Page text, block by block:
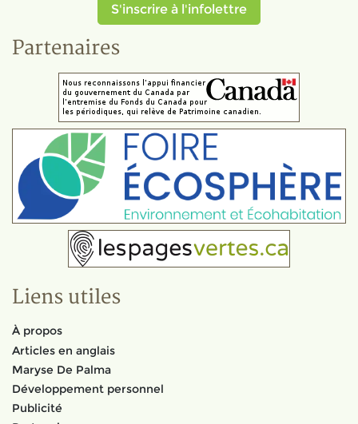
S'inscrire à l'infolettre
Partenaires
Liens utiles
À propos
Articles en anglais
Maryse De Palma
Développement personnel
Publicité